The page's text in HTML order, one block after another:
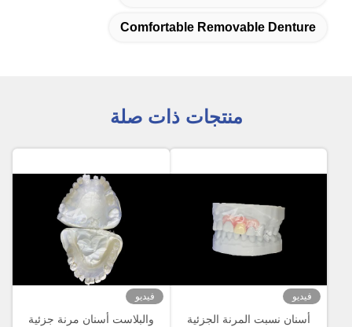
Comfortable Removable Denture
منتجات ذات صلة
فيديو
أسنان نسبت المرنة الجزئية
فيديو
والبلاست أسنان مرنة جزئية